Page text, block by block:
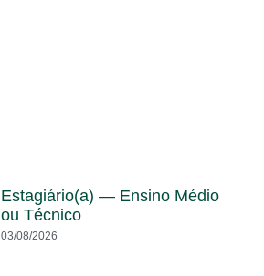
Estagiário(a) — Ensino Médio
ou Técnico
03/08/2026